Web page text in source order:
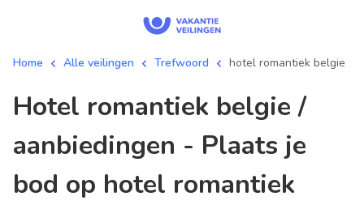
Home Alle veilingen Trefwoord hotel romantiek belgie
hotel romantiek belgie /
aanbiedingen - Plaats je
bod op hotel romantiek